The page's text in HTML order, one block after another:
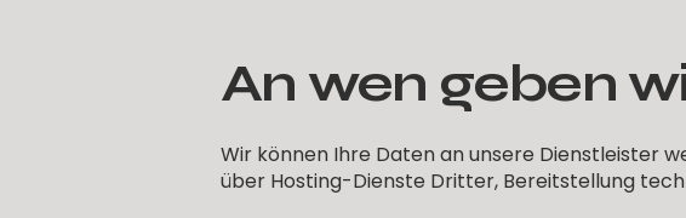
An wen geben
Wir können Ihre Daten an unsere Dienstleister
über Hosting-Dienste Dritter, Bereitstellung